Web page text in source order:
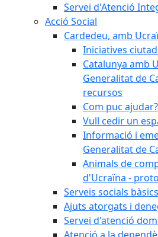
Servei d'Atenció
Acció Social
Cardedeu, amb
Iniciatives
Catalunya amb
Generalitat de
recursos
Com puc ajudar?
Vull cedir un
Informació i
Generalitat de
Animals de
d'Ucraïna -
Serveis socials bàsics
Ajuts atorgats i
Servei d'atenció